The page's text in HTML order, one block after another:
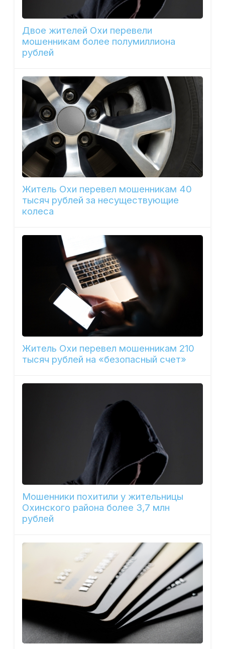
Двое жителей Охи перевели
мошенникам более полумиллиона
рублей
Житель Охи перевел мошенникам 40
тысяч рублей за несуществующие
колеса
Житель Охи перевел мошенникам 210
тысяч рублей на «безопасный счет»
Мошенники похитили у жительницы
Охинского района более 3,7 млн
рублей